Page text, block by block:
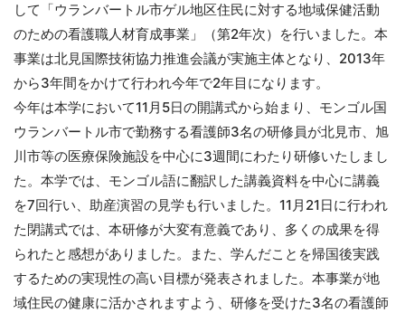
して「ウランバートル市ゲル地区住民に対する地域保健活動
のための看護職人材育成事業」（第2年次）を行いました。本
事業は北見国際技術協力推進会議が実施主体となり、2013年
から3年間をかけて行われ今年で2年目になります。
今年は本学において11月5日の開講式から始まり、モンゴル国
ウランバートル市で勤務する看護師3名の研修員が北見市、旭
川市等の医療保険施設を中心に3週間にわたり研修いたしまし
た。本学では、モンゴル語に翻訳した講義資料を中心に講義
を7回行い、助産演習の見学も行いました。11月21日に行われ
た閉講式では、本研修が大変有意義であり、多くの成果を得
られたと感想がありました。また、学んだことを帰国後実践
するための実現性の高い目標が発表されました。本事業が地
域住民の健康に活かされますよう、研修を受けた3名の看護師